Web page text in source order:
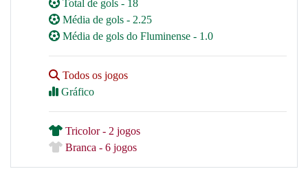
Total de gols - 18
Média de gols - 2.25
Média de gols do Fluminense - 1.0
Todos os jogos
Gráfico
Tricolor - 2 jogos
Branca - 6 jogos